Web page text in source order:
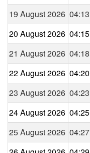
19 August 2026 04:13
20 August 2026 04:15
21 August 2026 04:18
22 August 2026 04:20
23 August 2026 04:23
24 August 2026 04:25
25 August 2026 04:27